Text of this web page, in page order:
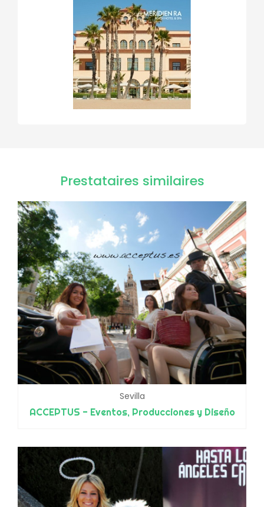
Prestataires similaires
Sevilla
ACCEPTUS - Eventos, Producciones y Diseño